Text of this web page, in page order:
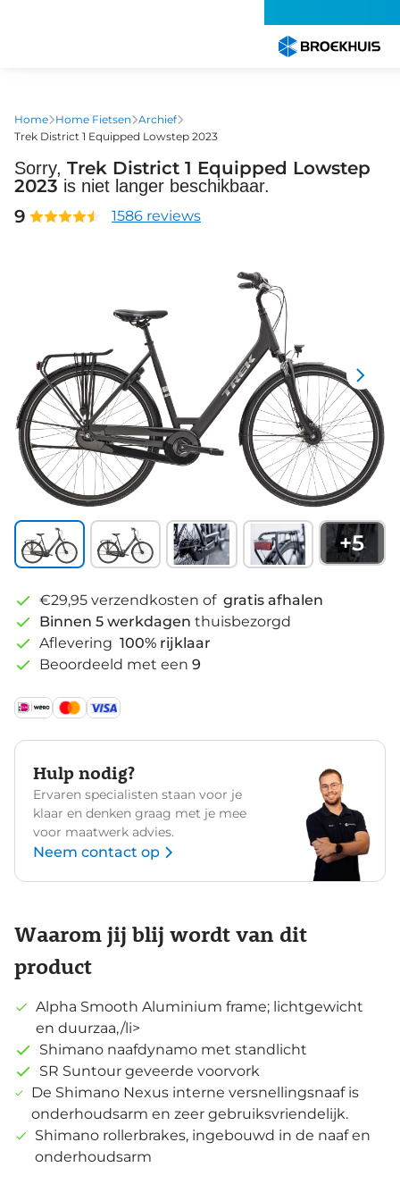
gaan
Home Home Fietsen Archief
Trek District 1 Equipped Lowstep 2023
Sorry, Trek District 1 Equipped Lowstep
2023 is niet langer beschikbaar.
9 1586 reviews
+5
€29,95 verzendkosten of gratis afhalen
Binnen 5 werkdagen thuisbezorgd
Aflevering 100% rijklaar
Beoordeeld met een 9
Hulp nodig?
Ervaren specialisten staan voor je
klaar en denken graag met je mee
voor maatwerk advies.
Neem contact op
Waarom jij blij wordt van dit
product
Alpha Smooth Aluminium frame; lichtgewicht
en duurzaa,/li>
Shimano naafdynamo met standlicht
SR Suntour geveerde voorvork
De Shimano Nexus interne versnellingsnaaf is
onderhoudsarm en zeer gebruiksvriendelijk.
Shimano rollerbrakes, ingebouwd in de naaf en
onderhoudsarm